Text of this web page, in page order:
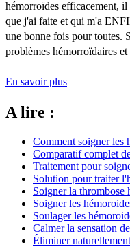
hémorroïdes efficacement,
que j'ai faite et qui m'a
une bonne fois pour toutes.
problèmes hémorroïdaires
En savoir plus
A lire :
Comment soigner les
Comparatif complet
Traitement pour
Solution pour traiter
Soigner la thrombose
Soigner les
Soulager les
Calmer la sensation
Éliminer